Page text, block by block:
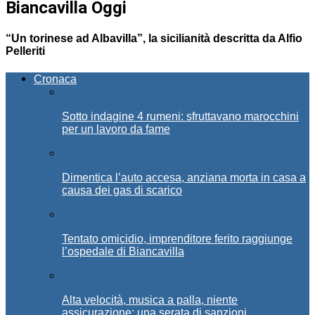
Biancavilla Oggi
“Un torinese ad Albavilla”, la sicilianità descritta da Alfio
Pelleriti
Cronaca
Sotto indagine 4 rumeni: sfruttavano marocchini
per un lavoro da fame
Dimentica l’auto accesa, anziana morta in casa a
causa dei gas di scarico
Tentato omicidio, imprenditore ferito raggiunge
l’ospedale di Biancavilla
Alta velocità, musica a palla, niente